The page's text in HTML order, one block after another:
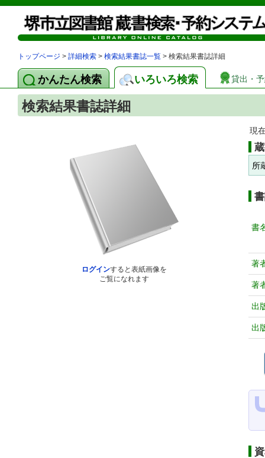
トップページ > 詳細検索 > 検索結果書誌一覧 > 検索結果書誌詳細
かんたん検索 いろいろ検索 貸出・
検索結果書誌詳細
ログインすると表紙画像を
ご覧になれます
現
所
書
著
著
出
出